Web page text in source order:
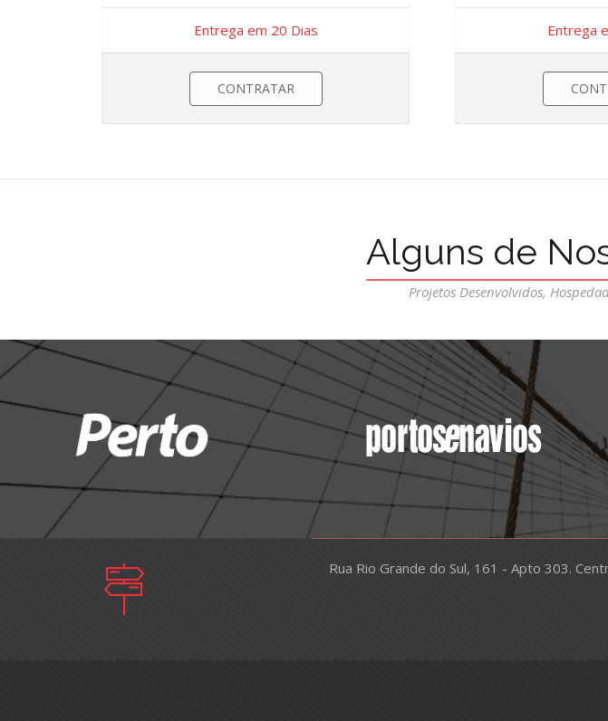
Entrega em 20 Dias
CONTRATAR
Entrega
Alguns de
Projetos Desenvolvidos,
Rua Rio Grande do Sul, 161 - Apto 303.